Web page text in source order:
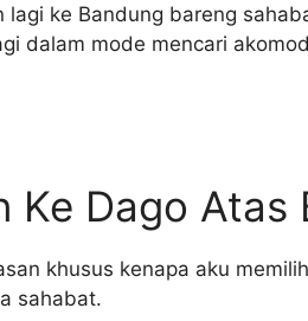
lagi ke Bandung bareng
dalam mode mencari
Ke Dago Atas
khusus kenapa aku memilih
sahabat.